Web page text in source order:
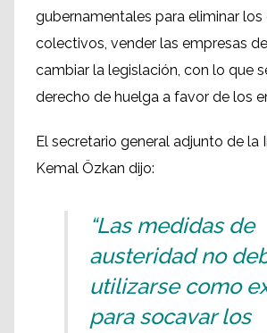
gubernamentales para eliminar los
colectivos, vender las empresas
cambiar la legislación, con lo que
derecho de huelga a favor de los
El secretario general adjunto de la
Kemal Özkan dijo:
“Las medidas de
austeridad no
utilizarse como
para socavar los